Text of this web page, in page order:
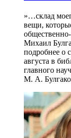
»…склад
вещи,
Михаил
подробнее о
августа в
главного
М. А.